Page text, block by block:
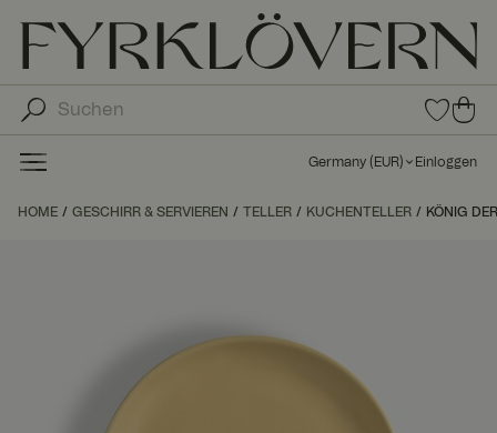
0
Arti
in
orit
0
Art
ike
de
Germany ( EUR) Einloggen
HOME GESCHIRR & SERVIEREN TELLER KUCHENTELLER KÖNIG